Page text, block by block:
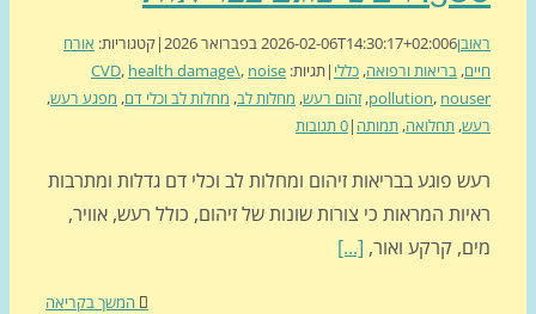
2026-02-06T14:30:17+02:00
|קטגוריות:אורח
בריאות ורפואה,כללי|תגיות: CVD,health damage\,noise
pollution
,זהום רעש,מחלות לב ,מחלות לב וכלי דם,מפגע רעש,
תחלואה,תמותה|0 תגובות
פוגע בבריאות זיהום ומחלות לב וכלי דם גדלות ומתרבות
המראות כי צורות שונות של זיהום, כולל רעש, אוויר,
קרקע ואור,[...]
המשך בקריאה